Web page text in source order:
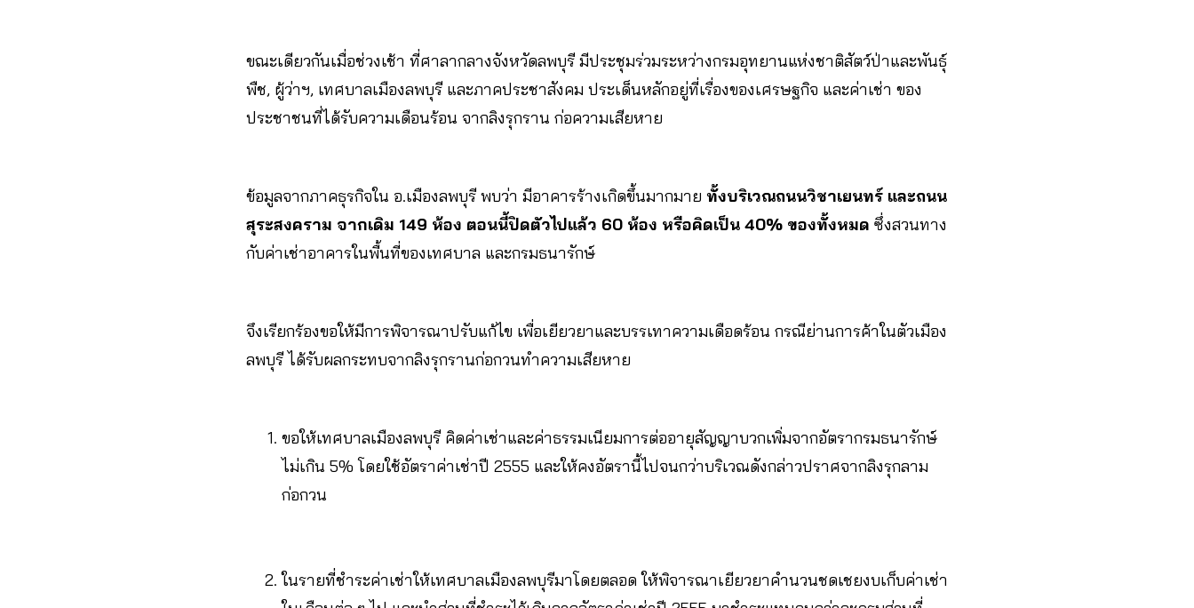
ขณะเดียวกันเมื่อช่วงเช้า ที่ศาลากลางจังหวัดลพบุรี มีประชุมร่วมระหว่างกรมอุทยานแห่งชาติสัตว์ป่าและพันธุ์
พืช, ผู้ว่าฯ, เทศบาลเมืองลพบุรี และภาคประชาสังคม ประเด็นหลักอยู่ที่เรื่องของเศรษฐกิจ และค่าเช่า ของ
ประชาชนที่ได้รับความเดือนร้อน จากลิงรุกราน ก่อความเสียหาย
ข้อมูลจากภาคธุรกิจใน อ.เมืองลพบุรี พบว่า มีอาคารร้างเกิดขึ้นมากมาย ทั้งบริเวณถนนวิชาเยนทร์ และถนน
สุระสงคราม จากเดิม 149 ห้อง ตอนนี้ปิดตัวไปแล้ว 60 ห้อง หรือคิดเป็น 40% ของทั้งหมด ซึ่งสวนทาง
กับค่าเช่าอาคารในพื้นที่ของเทศบาล และกรมธนารักษ์
จึงเรียกร้องขอให้มีการพิจารณาปรับแก้ไข เพื่อเยียวยาและบรรเทาความเดือดร้อน กรณีย่านการค้าในตัวเมือง
ลพบุรี ได้รับผลกระทบจากลิงรุกรานก่อกวนทำความเสียหาย
ขอให้เทศบาลเมืองลพบุรี คิดค่าเช่าและค่าธรรมเนียมการต่ออายุสัญญาบวกเพิ่มจากอัตรากรมธนารักษ์
ไม่เกิน 5% โดยใช้อัตราค่าเช่าปี 2555 และให้คงอัตรานี้ไปจนกว่าบริเวณดังกล่าวปราศจากลิงรุกลาม
ก่อกวน
ในรายที่ชำระค่าเช่าให้เทศบาลเมืองลพบุรีมาโดยตลอด ให้พิจารณาเยียวยาคำนวนชดเชยงบเก็บค่าเช่า